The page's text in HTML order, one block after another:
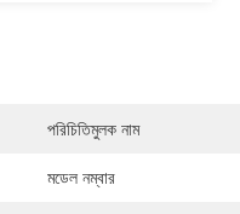
পরিচিতিমুলক নাম
মডেল নম্বার